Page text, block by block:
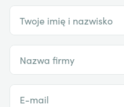
Twoje imię i nazwisko
Nazwa firmy
E-mail